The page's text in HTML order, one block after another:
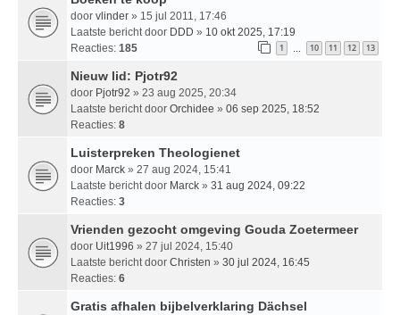
door vlinder » 15 jul 2011, 17:46
Laatste bericht door DDD » 10 okt 2025, 17:19
Reacties: 185 1 … 10 11 12 13
Nieuw lid: Pjotr92
door Pjotr92 » 23 aug 2025, 20:34
Laatste bericht door Orchidee » 06 sep 2025, 18:52
Reacties: 8
Luisterpreken Theologienet
door Marck » 27 aug 2024, 15:41
Laatste bericht door Marck » 31 aug 2024, 09:22
Reacties: 3
Vrienden gezocht omgeving Gouda Zoetermeer
door Uit1996 » 27 jul 2024, 15:40
Laatste bericht door Christen » 30 jul 2024, 16:45
Reacties: 6
Gratis afhalen bijbelverklaring Dächsel